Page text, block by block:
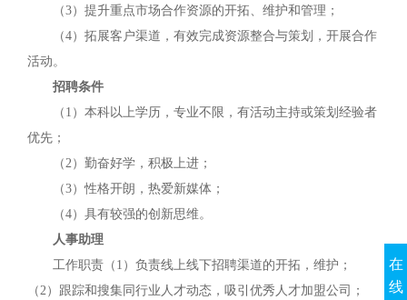
（3）提升重点市场合作资源的开拓、维护和管理；
（4）拓展客户渠道，有效完成资源整合与策划，开展合作
活动。
招聘条件
（1）本科以上学历，专业不限，有活动主持或策划经验者
优先；
（2）勤奋好学，积极上进；
（3）性格开朗，热爱新媒体；
（4）具有较强的创新思维。
人事助理
工作职责（1）负责线上线下招聘渠道的开拓，维护；
（2）跟踪和搜集同行业人才动态，吸引优秀人才加盟公司；
在
线